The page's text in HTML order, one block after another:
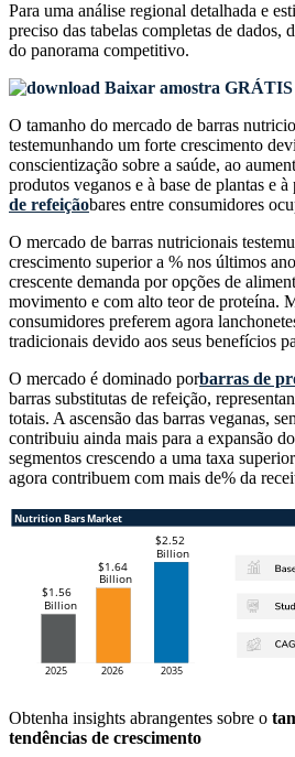
Para uma análise regional detalhada e
preciso das tabelas completas de dados,
do panorama competitivo.
Baixar amostra GRÁTIS
O tamanho do mercado de barras
testemunhando um forte crescimento
conscientização sobre a saúde, ao
produtos veganos e à base de plantas e
de refeiçãobares entre consumidores
O mercado de barras nutricionais
crescimento superior a % nos últimos
crescente demanda por opções de
movimento e com alto teor de proteína.
consumidores preferem agora
tradicionais devido aos seus benefícios
O mercado é dominado porbarras de
barras substitutas de refeição,
totais. A ascensão das barras veganas,
contribuiu ainda mais para a expansão
segmentos crescendo a uma taxa
agora contribuem com mais de% da
Obtenha insights abrangentes sobre o
tendências de crescimento